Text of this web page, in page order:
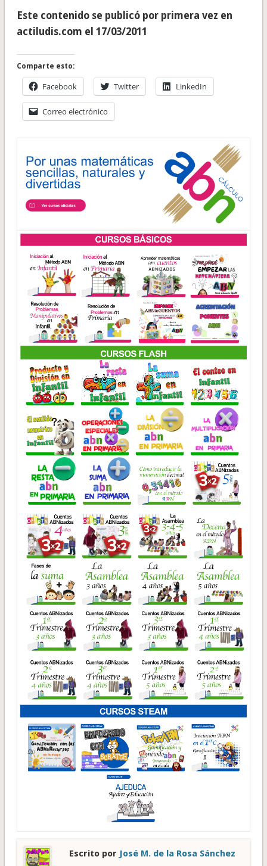
Este contenido se publicó por primera vez en
actiludis.com el 17/03/2011
Comparte esto:
Facebook Twitter LinkedIn
Correo electrónico
Escrito por José M. de la Rosa Sánchez